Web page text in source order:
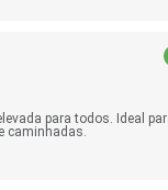
para todos. Ideal
caminhadas.